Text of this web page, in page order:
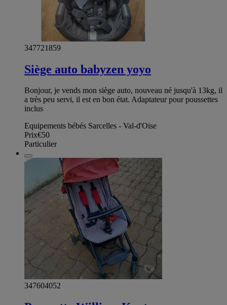
347721859
Siège auto babyzen yoyo
Bonjour, je vends mon siège auto, nouveau né jusqu'à 13kg, il
a très peu servi, il est en bon état. Adaptateur pour poussettes
inclus
Equipements bébés Sarcelles - Val-d'Oise
Prix€50
Particulier
347604052